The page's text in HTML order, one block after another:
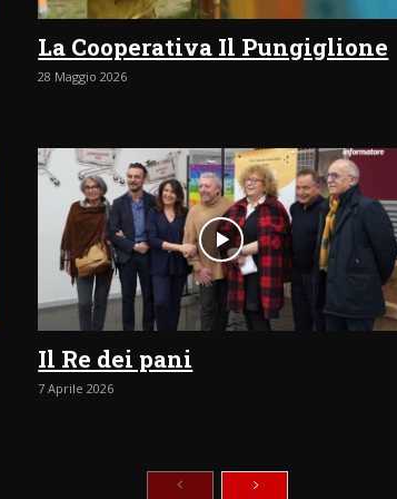
La Cooperativa Il Pungiglione
28 Maggio 2026
Il Re dei pani
7 Aprile 2026